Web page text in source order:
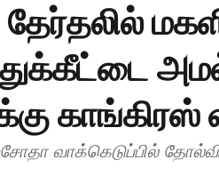
காங்கிரஸ்
வாக்கெடுப்பில்